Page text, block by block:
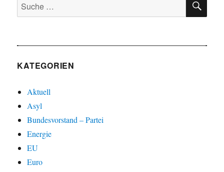
nach:
KATEGORIEN
Aktuell
Asyl
Bundesvorstand – Partei
Energie
EU
Euro